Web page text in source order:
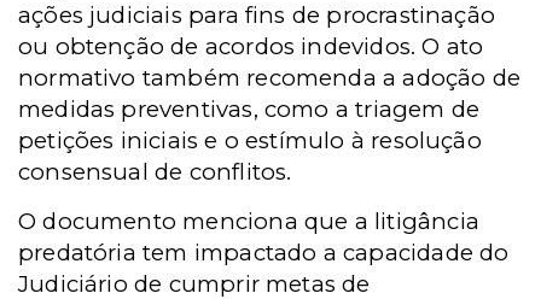
ações judiciais para fins de procrastinação
ou obtenção de acordos indevidos. O ato
normativo também recomenda a adoção de
medidas preventivas, como a triagem de
petições iniciais e o estímulo à resolução
consensual de conflitos.
O documento menciona que a litigância
predatória tem impactado a capacidade do
Judiciário de cumprir metas de